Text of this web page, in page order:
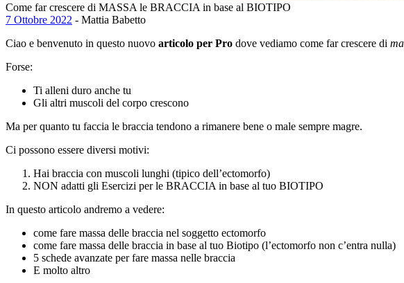
Come far crescere di MASSA le BRACCIA in base al BIOTIPO
7 Ottobre 2022 - Mattia Babetto
Ciao e benvenuto in questo nuovo articolo per Pro dove vediamo come far crescere di
Forse:
Ti alleni duro anche tu
Gli altri muscoli del corpo crescono
Ma per quanto tu faccia le braccia tendono a rimanere bene o male sempre magre.
Ci possono essere diversi motivi:
Hai braccia con muscoli lunghi (tipico dell’ectomorfo)
NON adatti gli Esercizi per le BRACCIA in base al tuo BIOTIPO
In questo articolo andremo a vedere:
come fare massa delle braccia nel soggetto ectomorfo
come fare massa delle braccia in base al tuo Biotipo (l’ectomorfo non c’entra nulla)
5 schede avanzate per fare massa nelle braccia
E molto altro